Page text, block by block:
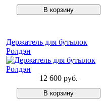
Держатель для бутылок
Ролдэн
12 600 руб.